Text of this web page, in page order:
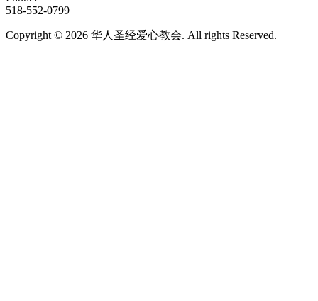
518-552-0799
Copyright © 2026 华人圣经爱心教会. All rights Reserved.